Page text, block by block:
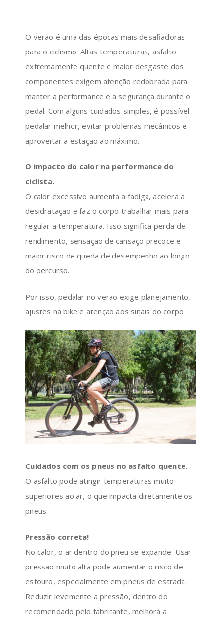
O verão é uma das épocas mais desafiadoras
para o ciclismo. Altas temperaturas, asfalto
extremamente quente e maior desgaste dos
componentes exigem atenção redobrada para
manter a performance e a segurança durante o
pedal. Com alguns cuidados simples, é possível
pedalar melhor, evitar problemas mecânicos e
aproveitar a estação ao máximo.
O impacto do calor na performance do
ciclista.
O calor excessivo aumenta a fadiga, acelera a
desidratação e faz o corpo trabalhar mais para
regular a temperatura. Isso significa perda de
rendimento, sensação de cansaço precoce e
maior risco de queda de desempenho ao longo
do percurso.
Por isso, pedalar no verão exige planejamento,
ajustes na bike e atenção aos sinais do corpo.
Cuidados com os pneus no asfalto quente.
O asfalto pode atingir temperaturas muito
superiores ao ar, o que impacta diretamente os
pneus.
Pressão correta!
No calor, o ar dentro do pneu se expande. Usar
pressão muito alta pode aumentar o risco de
estouro, especialmente em pneus de estrada.
Reduzir levemente a pressão, dentro do
recomendado pelo fabricante, melhora a